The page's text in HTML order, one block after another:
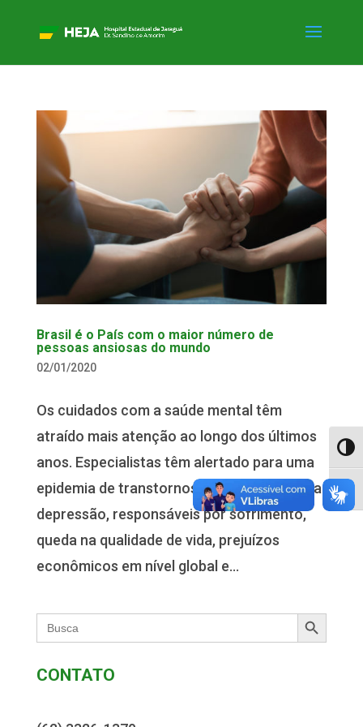
Brasil é o País com o maior número de
pessoas ansiosas do mundo
02/01/2020
Os cuidados com a saúde mental têm
atraído mais atenção ao longo dos últimos
anos. Especialistas têm alertado para uma
epidemia de transtornos e doenças como a
depressão, responsáveis por sofrimento,
queda na qualidade de vida, prejuízos
econômicos em nível global e...
Search
for:
Search Button
CONTATO